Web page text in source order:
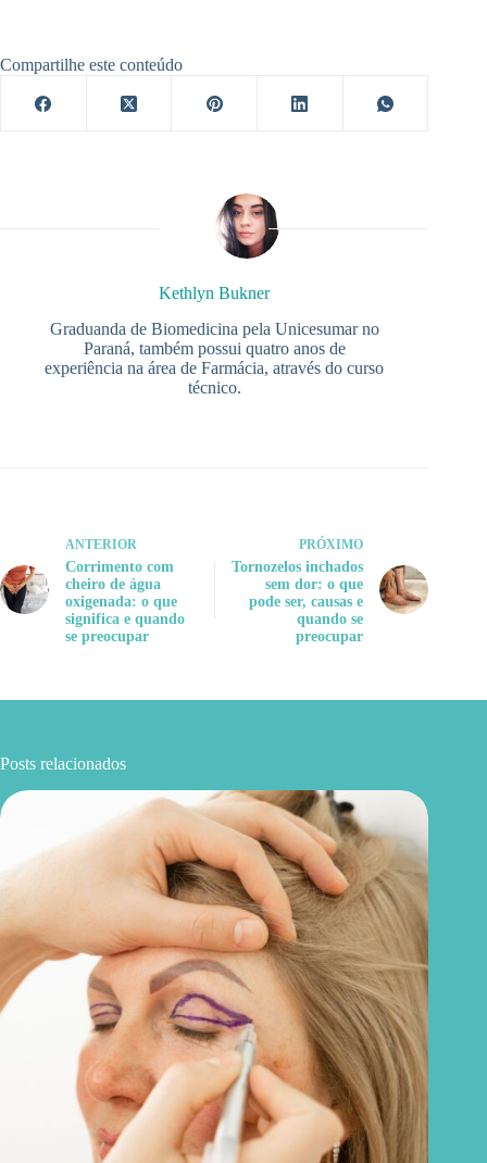
Compartilhe este conteúdo
Kethlyn Bukner
Graduanda de Biomedicina pela Unicesumar no
Paraná, também possui quatro anos de
experiência na área de Farmácia, através do curso
técnico.
ANTERIOR
Corrimento com
cheiro de água
oxigenada: o que
significa e quando
se preocupar
PRÓXIMO
Tornozelos inchados
sem dor: o que
pode ser, causas e
quando se
preocupar
Posts relacionados